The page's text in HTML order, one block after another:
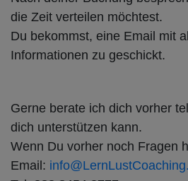
die Zeit verteilen möchtest.
Du bekommst, eine Email mit
Informationen zu geschickt.
Gerne berate ich dich vorher
dich unterstützen kann.
Wenn Du vorher noch Fragen
Email: